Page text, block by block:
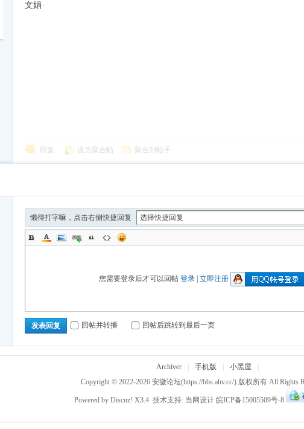
文娟·
回复 设为聚合帖 聚合到帖子
懒得打字嘛，点击右侧快捷回复
您需要登录后才可以回帖 登录| 立即注册
发表回复 回帖并转播 回帖后跳转到最后一页
Archiver 手机版 小黑屋
Copyright © 2022-2026 安徽论坛(https://bbs.ahv.cc/) 版权所有 All Rights
Powered by Discuz! X3.4 技术支持: 当网设计 皖ICP备15005509号-8